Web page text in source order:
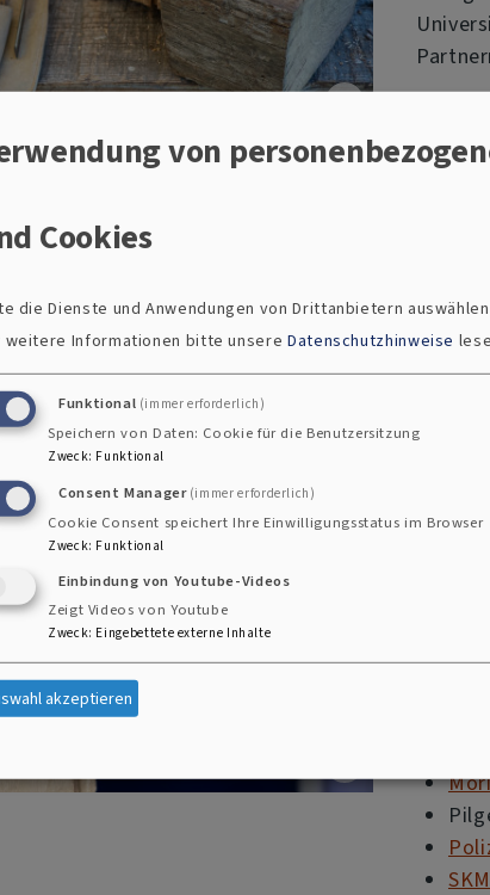
hergestellt.
Die
Sieben
von
Cookies
die Dienste und Anwendungen von Drittanbietern
weitere Informationen bitte unsere Datenschutzhinweise
Funktional (immer erforderlich)
Speichern von Daten: Cookie für die Benutzersitzung
Zweck: Funktional
Consent Manager (immer erforderlich)
Cookie Consent speichert Ihre Einwilligungsstatus im Browser
Zweck: Funktional
Einbindung von Youtube-Videos
Zeigt Videos von Youtube
Zweck: Eingebettete externe Inhalte
akzeptieren